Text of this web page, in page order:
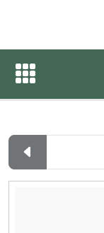
ปฏิทินกิจ
ปฏิทินกิจกร